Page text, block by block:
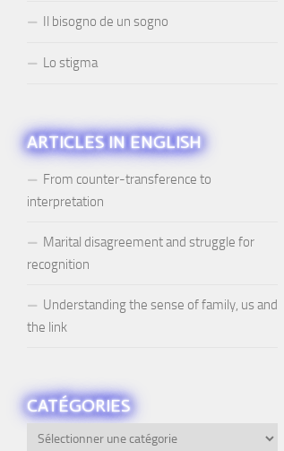
Il bisogno de un sogno
Lo stigma
ARTICLES IN ENGLISH
From counter-transference to
interpretation
Marital disagreement and struggle for
recognition
Understanding the sense of family, us and
the link
CATÉGORIES
Catégories